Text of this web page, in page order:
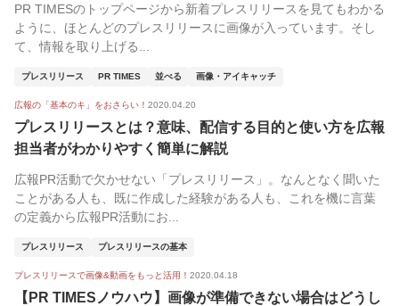
PR TIMESのトップページから新着プレスリリースを見てもわかる
ように、ほとんどのプレスリリースに画像が入っています。そし
て、情報を取り上げる...
プレスリリース PR TIMES 並べる 画像・アイキャッチ
広報の「基本のキ」をおさらい！ 2020.04.20
プレスリリースとは？意味、配信する目的と使い方を広報
担当者がわかりやすく簡単に解説
広報PR活動で欠かせない「プレスリリース」。なんとなく聞いた
ことがある人も、既に作成した経験がある人も、これを機に言葉
の定義から広報PR活動にお...
プレスリリース プレスリリースの基本
プレスリリースで画像&動画をもっと活用！ 2020.04.18
【PR TIMESノウハウ】画像が準備できない場合はどうし